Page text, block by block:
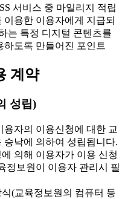
서비스 중 마일리지 적립
이용한 이용자에게 지급되
는 특정 디지털 콘텐츠를
하도록 만들어진 포인트
계약
성립)
자의 이용신청에 대한 교
승낙에 의하여 성립됩니다.
의해 이용자가 이용 신청
정보원이 이용자 관리시 필
(교육정보원의 컴퓨터 등